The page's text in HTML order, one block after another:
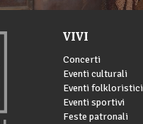
VIVI
Concerti
Eventi culturali
Eventi folkloristici
Eventi sportivi
Feste patronali